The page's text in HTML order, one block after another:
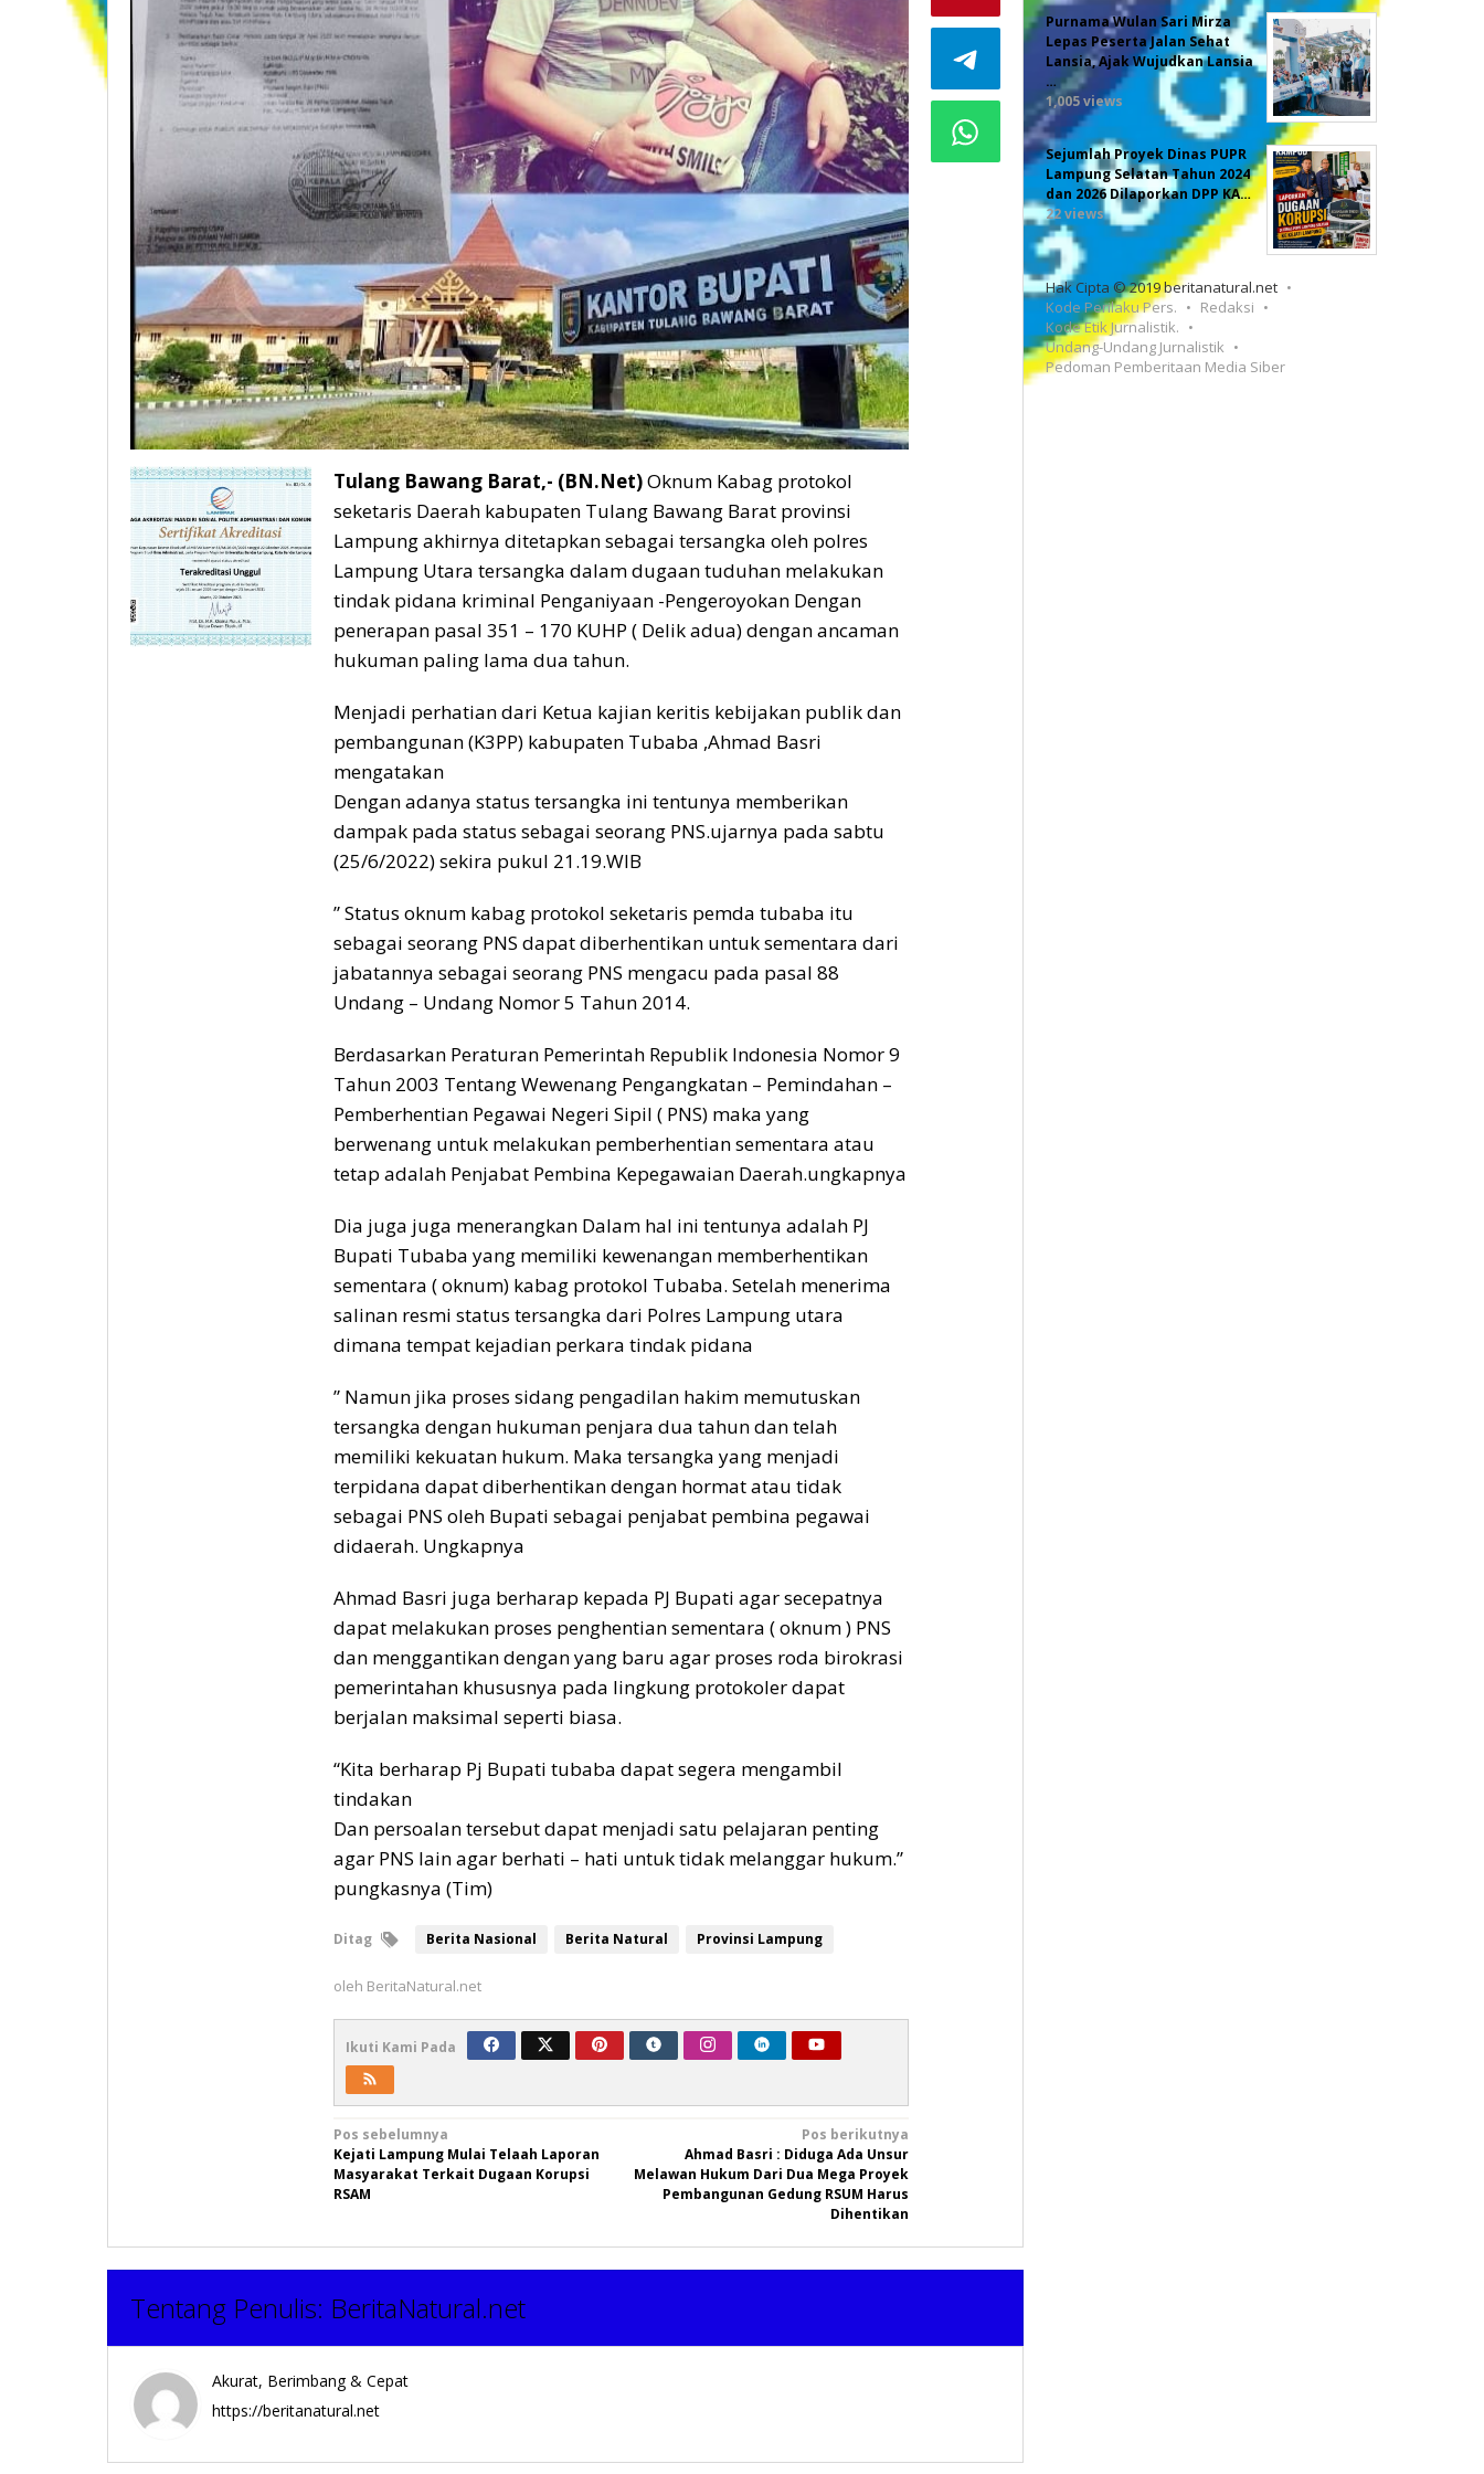
Tulang Bawang Barat,- (BN.Net)Oknum Kabag protokol
seketaris Daerah kabupaten Tulang Bawang Barat provinsi
Lampung akhirnya ditetapkan sebagai tersangka oleh polres
Lampung Utara tersangka dalam dugaan tuduhan melakukan
tindak pidana kriminal Penganiyaan -Pengeroyokan Dengan
penerapan pasal 351 – 170 KUHP ( Delik adua) dengan ancaman
hukuman paling lama dua tahun.
Menjadi perhatian dari Ketua kajian keritis kebijakan publik dan
pembangunan (K3PP) kabupaten Tubaba ,Ahmad Basri
mengatakan
Dengan adanya status tersangka ini tentunya memberikan
dampak pada status sebagai seorang PNS.ujarnya pada sabtu
(25/6/2022) sekira pukul 21.19.WIB
” Status oknum kabag protokol seketaris pemda tubaba itu
sebagai seorang PNS dapat diberhentikan untuk sementara dari
jabatannya sebagai seorang PNS mengacu pada pasal 88
Undang – Undang Nomor 5 Tahun 2014.
Berdasarkan Peraturan Pemerintah Republik Indonesia Nomor 9
Tahun 2003 Tentang Wewenang Pengangkatan – Pemindahan –
Pemberhentian Pegawai Negeri Sipil ( PNS) maka yang
berwenang untuk melakukan pemberhentian sementara atau
tetap adalah Penjabat Pembina Kepegawaian Daerah.ungkapnya
Dia juga juga menerangkan Dalam hal ini tentunya adalah PJ
Bupati Tubaba yang memiliki kewenangan memberhentikan
sementara ( oknum) kabag protokol Tubaba. Setelah menerima
salinan resmi status tersangka dari Polres Lampung utara
dimana tempat kejadian perkara tindak pidana
” Namun jika proses sidang pengadilan hakim memutuskan
tersangka dengan hukuman penjara dua tahun dan telah
memiliki kekuatan hukum. Maka tersangka yang menjadi
terpidana dapat diberhentikan dengan hormat atau tidak
sebagai PNS oleh Bupati sebagai penjabat pembina pegawai
didaerah. Ungkapnya
Ahmad Basri juga berharap kepada PJ Bupati agar secepatnya
dapat melakukan proses penghentian sementara ( oknum ) PNS
dan menggantikan dengan yang baru agar proses roda birokrasi
pemerintahan khususnya pada lingkung protokoler dapat
berjalan maksimal seperti biasa.
“Kita berharap Pj Bupati tubaba dapat segera mengambil
tindakan
Dan persoalan tersebut dapat menjadi satu pelajaran penting
agar PNS lain agar berhati – hati untuk tidak melanggar hukum.”
pungkasnya (Tim)
Ditag Berita Nasional Berita Natural Provinsi Lampung
oleh BeritaNatural.net
Ikuti Kami Pada
Navigasi
pos
Pos sebelumnya
Kejati Lampung Mulai Telaah Laporan
Masyarakat Terkait Dugaan Korupsi
RSAM
Pos berikutnya
Ahmad Basri : Diduga Ada Unsur
Melawan Hukum Dari Dua Mega Proyek
Pembangunan Gedung RSUM Harus
Dihentikan
Tentang Penulis: BeritaNatural.net
Akurat, Berimbang & Cepat
https://beritanatural.net
Purnama Wulan Sari Mirza
Lepas Peserta Jalan Sehat
Lansia, Ajak Wujudkan Lansia
…
1,005 views
Sejumlah Proyek Dinas PUPR
Lampung Selatan Tahun 2024
dan 2026 Dilaporkan DPP KA…
22 views
Hak Cipta © 2019 beritanatural.net
Kode Perilaku Pers.
Redaksi
Kode Etik Jurnalistik.
Undang-Undang Jurnalistik
Pedoman Pemberitaan Media Siber